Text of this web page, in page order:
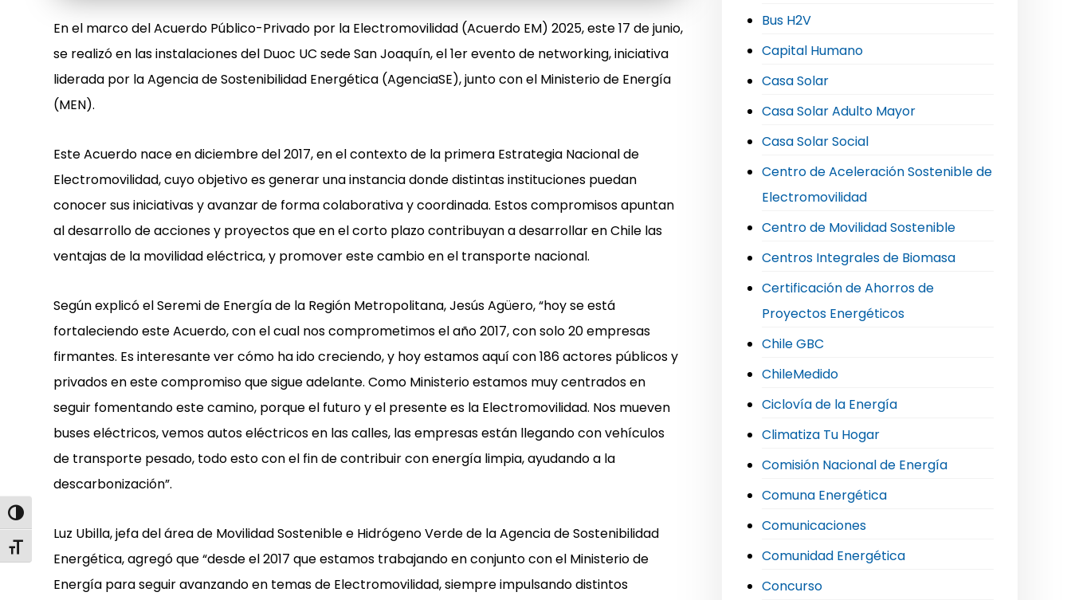
Alternar alto contraste
Alternar tamaño de letra
En el marco del Acuerdo Público-Privado por la Electromovilidad (Acuerdo EM) 2025, este 17 de junio,
se realizó en las instalaciones del Duoc UC sede San Joaquín, el 1er evento de networking, iniciativa
liderada por la Agencia de Sostenibilidad Energética (AgenciaSE), junto con el Ministerio de Energía
(MEN).
Este Acuerdo nace en diciembre del 2017, en el contexto de la primera Estrategia Nacional de
Electromovilidad, cuyo objetivo es generar una instancia donde distintas instituciones puedan
conocer sus iniciativas y avanzar de forma colaborativa y coordinada. Estos compromisos apuntan
al desarrollo de acciones y proyectos que en el corto plazo contribuyan a desarrollar en Chile las
ventajas de la movilidad eléctrica, y promover este cambio en el transporte nacional.
Según explicó el Seremi de Energía de la Región Metropolitana, Jesús Agüero, “hoy se está
fortaleciendo este Acuerdo, con el cual nos comprometimos el año 2017, con solo 20 empresas
firmantes. Es interesante ver cómo ha ido creciendo, y hoy estamos aquí con 186 actores públicos y
privados en este compromiso que sigue adelante. Como Ministerio estamos muy centrados en
seguir fomentando este camino, porque el futuro y el presente es la Electromovilidad. Nos mueven
buses eléctricos, vemos autos eléctricos en las calles, las empresas están llegando con vehículos
de transporte pesado, todo esto con el fin de contribuir con energía limpia, ayudando a la
descarbonización”.
Luz Ubilla, jefa del área de Movilidad Sostenible e Hidrógeno Verde de la Agencia de Sostenibilidad
Energética, agregó que “desde el 2017 que estamos trabajando en conjunto con el Ministerio de
Energía para seguir avanzando en temas de Electromovilidad, siempre impulsando distintos
Bus H2V
Capital Humano
Casa Solar
Casa Solar Adulto Mayor
Casa Solar Social
Centro de Aceleración Sostenible de
Electromovilidad
Centro de Movilidad Sostenible
Centros Integrales de Biomasa
Certificación de Ahorros de
Proyectos Energéticos
Chile GBC
ChileMedido
Ciclovía de la Energía
Climatiza Tu Hogar
Comisión Nacional de Energía
Comuna Energética
Comunicaciones
Comunidad Energética
Concurso